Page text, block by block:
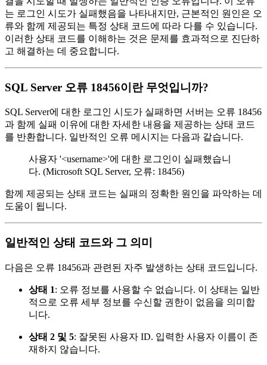
는 로그인 시도가 실패했음을 나타내지만, 근본적인 원인은 오
류와 함께 제공되는 특정 상태 코드에 따라 다를 수 있습니다.
이러한 상태 코드를 이해하는 것은 문제를 효과적으로 진단하
고 해결하는 데 중요합니다.
SQL Server 오류 18456이란 무엇입니까?
SQL Server에 대한 로그인 시도가 실패하면 서버는 오류 18456
과 함께 실패 이유에 대한 자세한 내용을 제공하는 상태 코드
를 반환합니다. 일반적인 오류 메시지는 다음과 같습니다.
사용자 '<username>'에 대한 로그인이 실패했습니
다. (Microsoft SQL Server, 오류: 18456)
함께 제공되는 상태 코드는 실패의 정확한 원인을 파악하는 데
도움이 됩니다.
일반적인 상태 코드와 그 의미
다음은 오류 18456과 관련된 자주 발생하는 상태 코드입니다.
상태 1: 오류 정보를 사용할 수 없습니다. 이 상태는 일반
적으로 오류 세부 정보를 수신할 권한이 없음을 의미합
니다.
상태 2 및 5: 잘못된 사용자 ID. 입력한 사용자 이름이 존
재하지 않습니다.